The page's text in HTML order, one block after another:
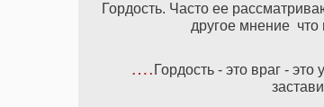
Гордость. Часто ее
другое мнение что
…. Гордость - это враг -